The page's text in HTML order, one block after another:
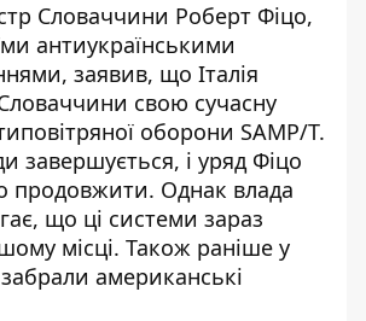
Словаччини Роберт Фіцо,
антиукраїнськими
, заявив, що Італія
Словаччини свою сучасну
оборони SAMP/T.
завершується, і уряд Фіцо
продовжити. Однак влада
що ці системи зараз
місці. Також раніше у
американські